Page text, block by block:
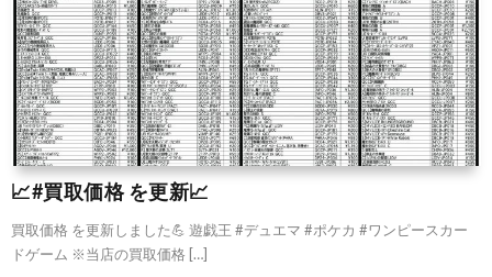
📈#買取価格 を更新📈
買取価格 を更新しました💪 遊戯王 #デュエマ #ポケカ #ワンピースカー
ドゲーム ※当店の買取価格 […]